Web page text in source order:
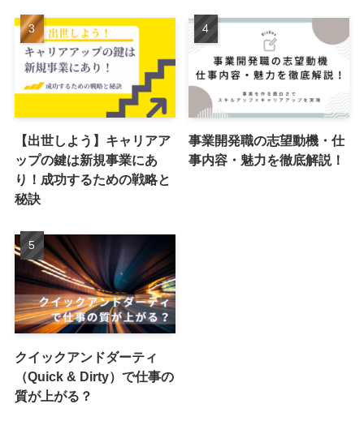
【出世しよう】キャリアア
ップの鍵は新規事業にあ
り！成功するための戦略と
秘訣
事業開発職の志望動機・仕
事内容・魅力を徹底解説！
クイックアンドダーティ
（Quick & Dirty）で仕事の
質が上がる？